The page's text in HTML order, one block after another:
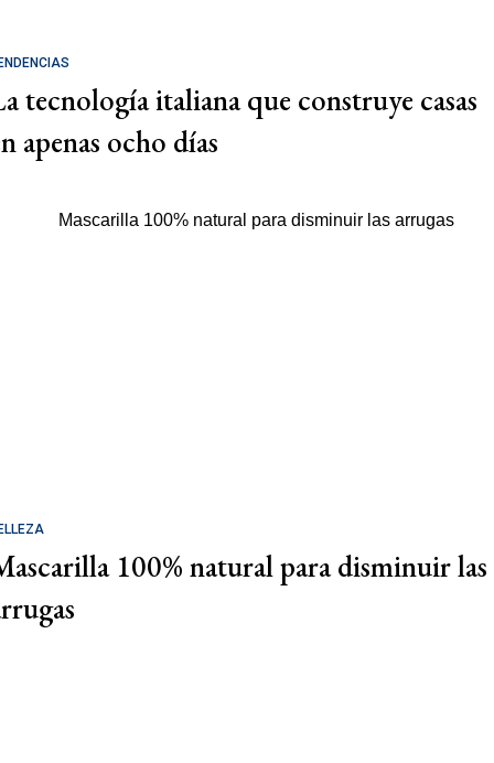
tecnología italiana que construye casas
apenas ocho días
100% natural para disminuir las